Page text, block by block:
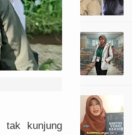
tak kunjung